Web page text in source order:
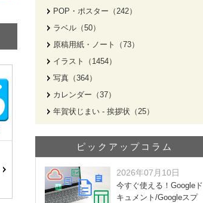
POP・ポスター（242）
ラベル（50）
原稿用紙・ノート（73）
イラスト（1454）
写真（364）
カレンダー（37）
年賀状じまい - 挨拶状（25）
ピックアップコラム
2026年07月10日
今すぐ使える！Googleド
キュメント/Googleスプ